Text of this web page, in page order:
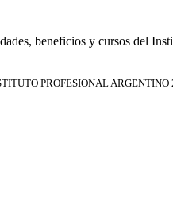
beneficios y cursos del
PROFESIONAL ARGENTINO